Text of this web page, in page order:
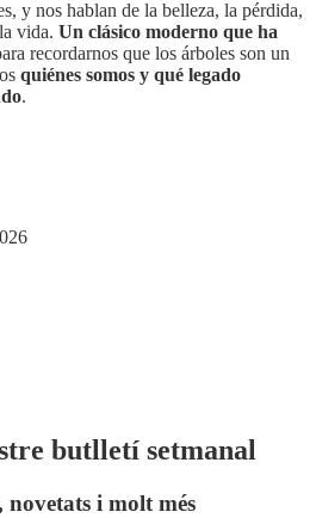
y nos hablan de la belleza, la pérdida,
vida. Un clásico moderno que ha
recordarnos que los árboles son un
quiénes somos y qué legado
.
butlletí setmanal
novetats i molt més